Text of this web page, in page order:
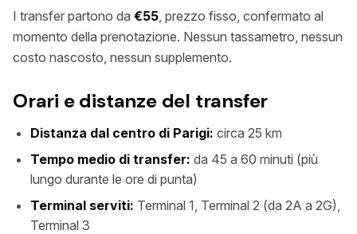
I transfer partono da €55, prezzo fisso, confermato al
momento della prenotazione. Nessun tassametro, nessun
costo nascosto, nessun supplemento.
Orari e distanze del transfer
Distanza dal centro di Parigi: circa 25 km
Tempo medio di transfer: da 45 a 60 minuti (più
lungo durante le ore di punta)
Terminal serviti: Terminal 1, Terminal 2 (da 2A a 2G),
Terminal 3